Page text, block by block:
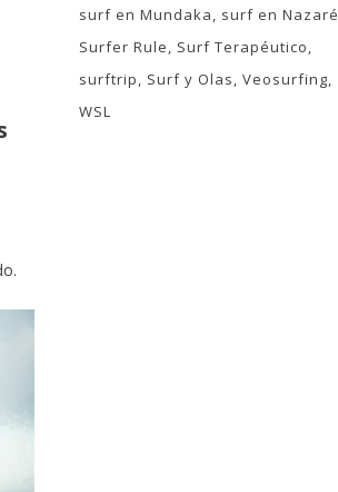
surf en Mundaka
surf en Nazaré
Surfer Rule
Surf Terapéutico
surftrip
Surf y Olas Veosurfing
WSL